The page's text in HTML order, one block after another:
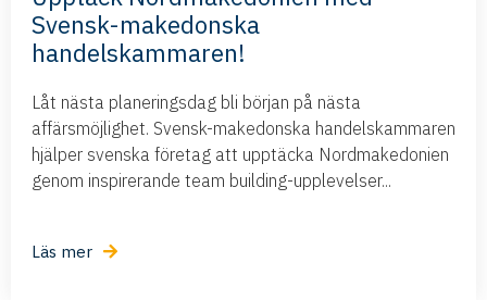
Svensk-makedonska
handelskammaren!
Låt nästa planeringsdag bli början på nästa
affärsmöjlighet. Svensk-makedonska handelskammaren
hjälper svenska företag att upptäcka Nordmakedonien
genom inspirerande team building-upplevelser...
Läs mer